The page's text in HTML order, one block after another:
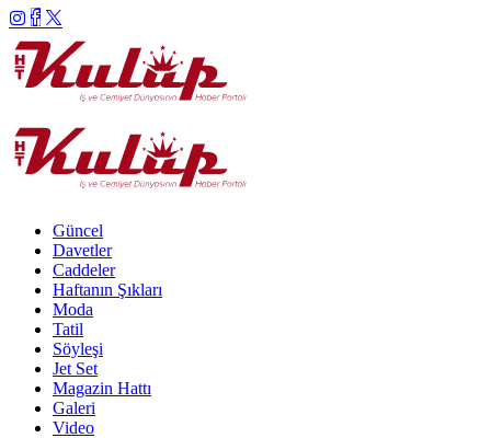
Güncel
Davetler
Caddeler
Haftanın Şıkları
Moda
Tatil
Söyleşi
Jet Set
Magazin Hattı
Galeri
Video